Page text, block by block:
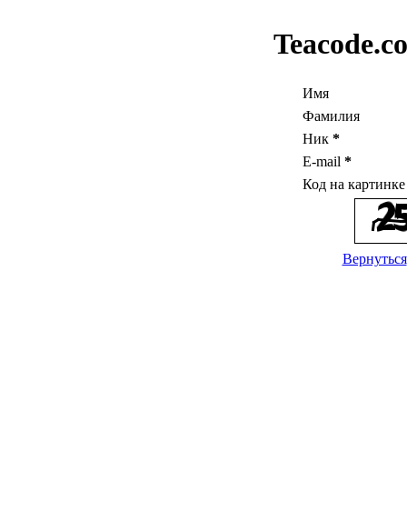
Имя
Фамилия
Ник *
E-mail *
Код на
Вернуться